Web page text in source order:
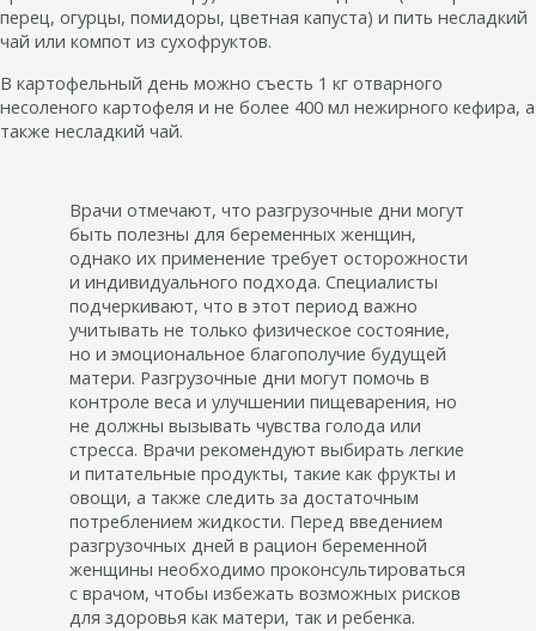
перец, огурцы, помидоры, цветная капуста) и пить несладкий
чай или компот из сухофруктов.
В картофельный день можно съесть 1 кг отварного
несоленого картофеля и не более 400 мл нежирного кефира, а
также несладкий чай.
Врачи отмечают, что разгрузочные дни могут
быть полезны для беременных женщин,
однако их применение требует осторожности
и индивидуального подхода. Специалисты
подчеркивают, что в этот период важно
учитывать не только физическое состояние,
но и эмоциональное благополучие будущей
матери. Разгрузочные дни могут помочь в
контроле веса и улучшении пищеварения, но
не должны вызывать чувства голода или
стресса. Врачи рекомендуют выбирать легкие
и питательные продукты, такие как фрукты и
овощи, а также следить за достаточным
потреблением жидкости. Перед введением
разгрузочных дней в рацион беременной
женщины необходимо проконсультироваться
с врачом, чтобы избежать возможных рисков
для здоровья как матери, так и ребенка.